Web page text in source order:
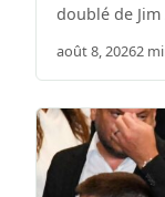
doublé de
août 8, 20262